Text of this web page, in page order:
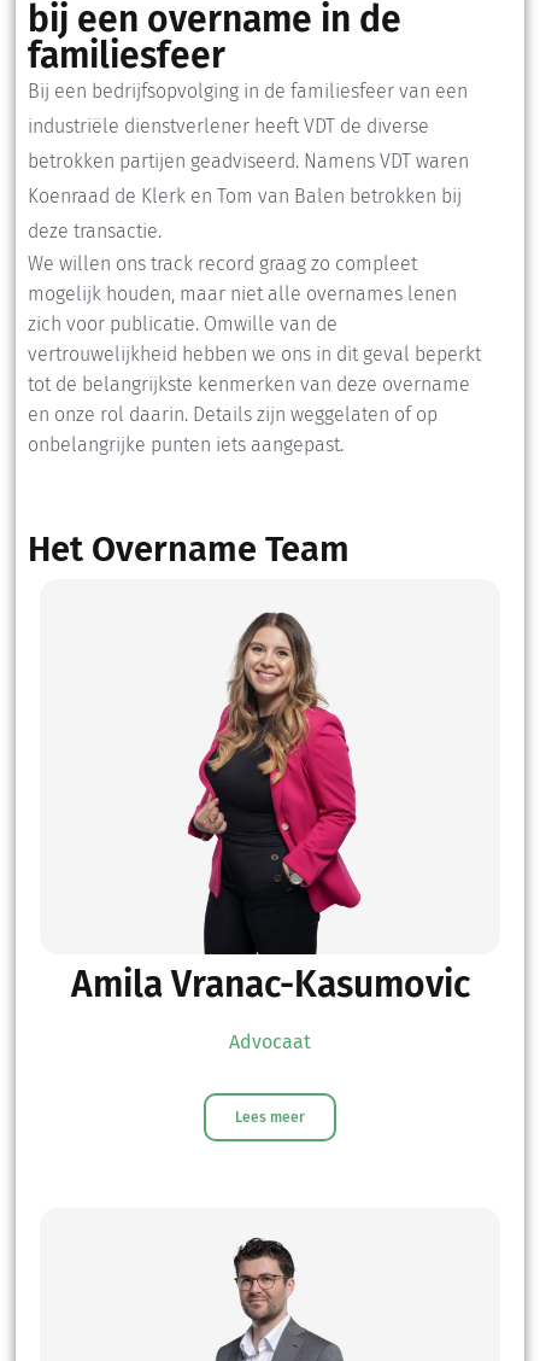
bij een overname in de
familiesfeer
Bij een bedrijfsopvolging in de familiesfeer van een
industriële dienstverlener heeft VDT de diverse
betrokken partijen geadviseerd. Namens VDT waren
Koenraad de Klerk en Tom van Balen betrokken bij
deze transactie.
We willen ons track record graag zo compleet
mogelijk houden, maar niet alle overnames lenen
zich voor publicatie. Omwille van de
vertrouwelijkheid hebben we ons in dit geval beperkt
tot de belangrijkste kenmerken van deze overname
en onze rol daarin. Details zijn weggelaten of op
onbelangrijke punten iets aangepast.
Het Overname Team
Amila Vranac-Kasumovic
Advocaat
Lees meer